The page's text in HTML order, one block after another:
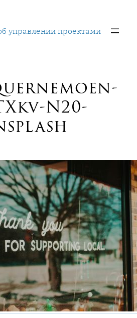
управлении проектами
N20-